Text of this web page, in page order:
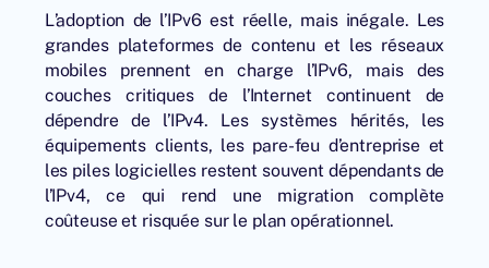
L’adoption de l’IPv6 est réelle, mais inégale. Les
grandes plateformes de contenu et les réseaux
mobiles prennent en charge l’IPv6, mais des
couches critiques de l’Internet continuent de
dépendre de l’IPv4. Les systèmes hérités, les
équipements clients, les pare-feu d’entreprise et
les piles logicielles restent souvent dépendants de
l’IPv4, ce qui rend une migration complète
coûteuse et risquée sur le plan opérationnel.